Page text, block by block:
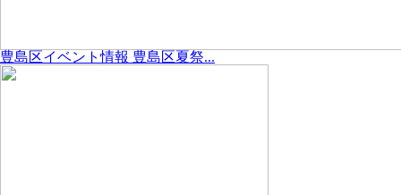
豊島区イベント情報 豊島区夏祭...